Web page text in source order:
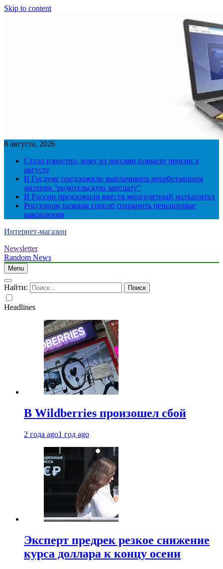
Skip to content
8 августа, 2026
Стало известно, кому из россиян повысят пенсии в
августе
В Госдуме предложили выплачивать неработающим
матерям “родительскую зарплату”
В России предложили ввести многодетный маткапитал
Россиянам назвали способ сохранить пенсионные
накопления
Интернет-магазин
Newsletter
Random News
Menu
Найти:
Headlines
В Wildberries произошел сбой
2 года ago1 год ago
Эксперт предрек резкое снижение
курса доллара к концу осени